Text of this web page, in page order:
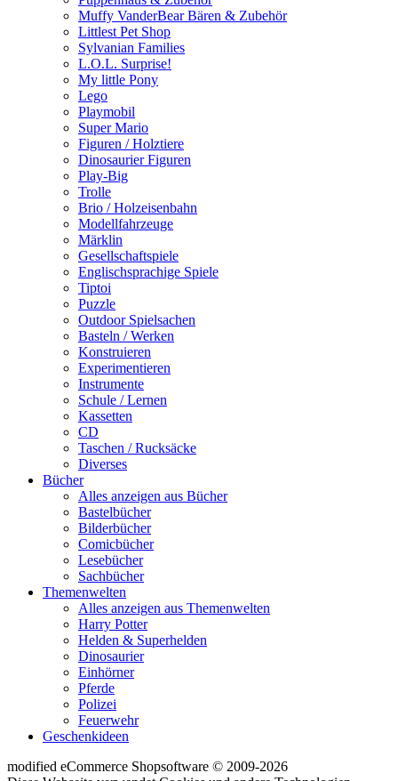
Muffy VanderBear Bären & Zubehör
Littlest Pet Shop
Sylvanian Families
L.O.L. Surprise!
My little Pony
Lego
Playmobil
Super Mario
Figuren / Holztiere
Dinosaurier Figuren
Play-Big
Trolle
Brio / Holzeisenbahn
Modellfahrzeuge
Märklin
Gesellschaftspiele
Englischsprachige Spiele
Tiptoi
Puzzle
Outdoor Spielsachen
Basteln / Werken
Konstruieren
Experimentieren
Instrumente
Schule / Lernen
Kassetten
CD
Taschen / Rucksäcke
Diverses
Bücher
Alles anzeigen aus Bücher
Bastelbücher
Bilderbücher
Comicbücher
Lesebücher
Sachbücher
Themenwelten
Alles anzeigen aus Themenwelten
Harry Potter
Helden & Superhelden
Dinosaurier
Einhörner
Pferde
Polizei
Feuerwehr
Geschenkideen
modified eCommerce Shopsoftware © 2009-2026